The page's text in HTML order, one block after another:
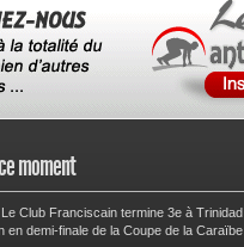
moment
Le Club Franciscain termine 3e à Trinidad
en demi-finale de la Coupe de la Caraïbe